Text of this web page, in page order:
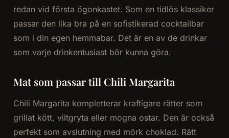
redan vid första ögonkastet. Som en tidlös klassiker
passar den lika bra på en sofistikerad cocktailbar
som i din egen hemmabar. Det är en av de drinkar
som varje drinkentusiast bör kunna göra.
Mat som passar till Chili Margarita
Chili Margarita kompletterar kraftigare rätter som
grillat kött, viltgryta eller mogna ostar. Den är också
perfekt som avslutning med mörk choklad. Rätt